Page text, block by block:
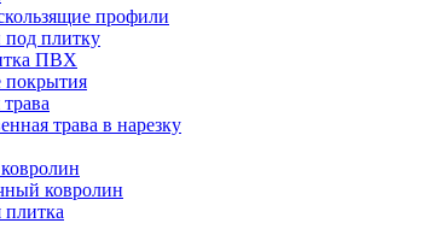
профили
плитку
ПВХ
покрытия
трава в нарезку
ковролин
плитка